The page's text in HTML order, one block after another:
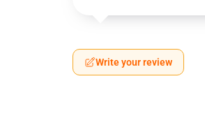
Write your review